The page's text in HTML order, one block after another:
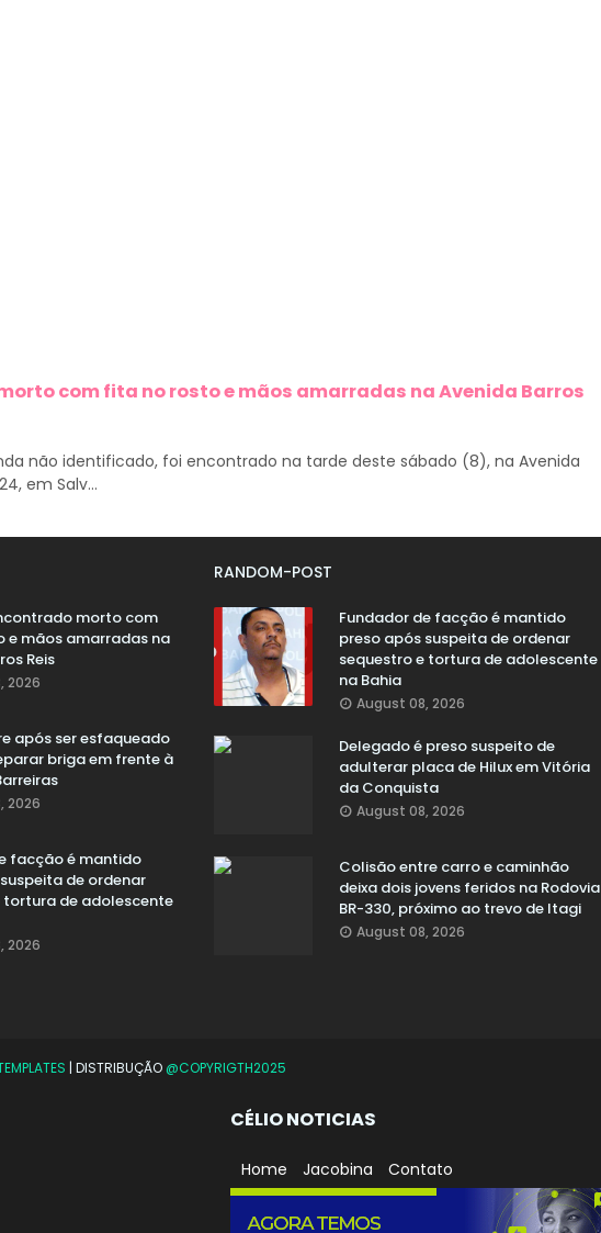
com fita no rosto e mãos amarradas na Avenida Barros
não identificado, foi encontrado na tarde deste sábado (8), na Avenida
em Salv...
morto com
e mãos amarradas na
Reis
2026
após ser esfaqueado
briga em frente à
2026
facção é mantido
de ordenar
tortura de adolescente
2026
RANDOM-POST
Fundador de facção é mantido
preso após suspeita de ordenar
sequestro e tortura de adolescente
na Bahia
August 08, 2026
Delegado é preso suspeito de
adulterar placa de Hilux em Vitória
da Conquista
August 08, 2026
Colisão entre carro e caminhão
deixa dois jovens feridos na Rodovia
BR-330, próximo ao trevo de Itagi
August 08, 2026
| DISTRIBUÇÃO @COPYRIGTH2025
CÉLIO NOTICIAS
Home Jacobina Contato